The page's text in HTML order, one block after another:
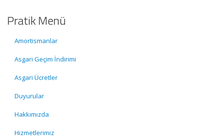
Pratik Menü
Amortismanlar
Asgari Geçim İndirimi
Asgari Ücretler
Duyurular
Hakkımızda
Hizmetlerimiz